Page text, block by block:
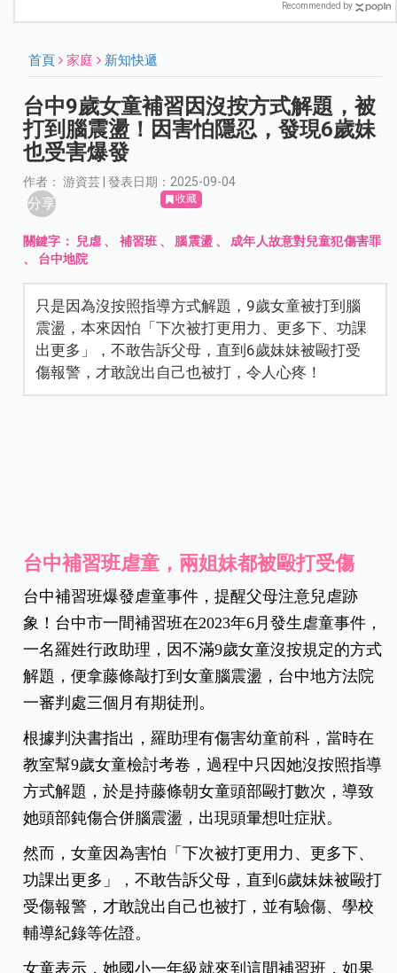
Recommended by
首頁 家庭 新知快遞
台中9歲女童補習因沒按方式解題，被
打到腦震盪！因害怕隱忍，發現6歲妹
也受害爆發
作者： 游資芸 | 發表日期：2025-09-04
分享 收藏
關鍵字： 兒虐 、 補習班 、 腦震盪、 成年人故意對兒童犯傷害罪
、 台中地院
只是因為沒按照指導方式解題，9歲女童被打到腦
震盪，本來因怕「下次被打更用力、更多下、功課
出更多」，不敢告訴父母，直到6歲妹妹被毆打受
傷報警，才敢說出自己也被打，令人心疼！
台中補習班虐童，兩姐妹都被毆打受傷
台中補習班爆發虐童事件，提醒父母注意兒虐跡
象！台中市一間補習班在2023年6月發生虐童事件，
一名羅姓行政助理，因不滿9歲女童沒按規定的方式
解題，便拿藤條敲打到女童腦震盪，台中地方法院
一審判處三個月有期徒刑。
根據判決書指出，羅助理有傷害幼童前科，當時在
教室幫9歲女童檢討考卷，過程中只因她沒按照指導